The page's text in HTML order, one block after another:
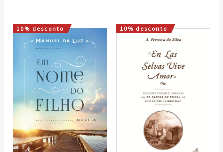
10% desconto
O
preço
original
era:
15,00 €.
O
preço
atual
é:
13,50 €.
10% desconto
O
preço
original
era:
12,00 €.
O
preço
atual
é:
10,80 €.